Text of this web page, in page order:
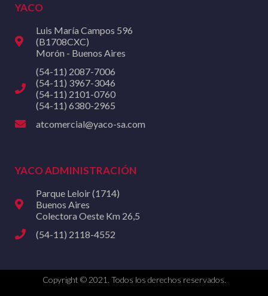
YACO
Luis María Campos 596
(B1708CXC)
Morón - Buenos Aires
(54-11) 2087-7006
(54-11) 3967-3046
(54-11) 2101-0760
(54-11) 6380-2965
atcomercial@yaco-sa.com
YACO ADMINISTRACIÓN
Parque Leloir (1714)
Buenos Aires
Colectora Oeste Km 26,5
(54-11) 2118-4552
Copyright © 2021. Todos los derechos reservados.